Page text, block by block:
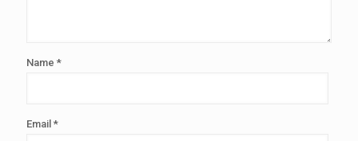
Name *
Email *